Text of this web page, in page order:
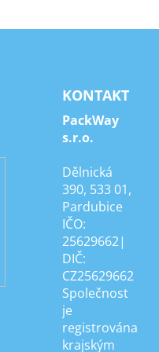
KONTAKT
PackWay
s.r.o.
Dělnická
390, 533 01,
Pardubice
IČO:
25629662|
DIČ:
CZ25629662
Společnost
je
registrována
krajským